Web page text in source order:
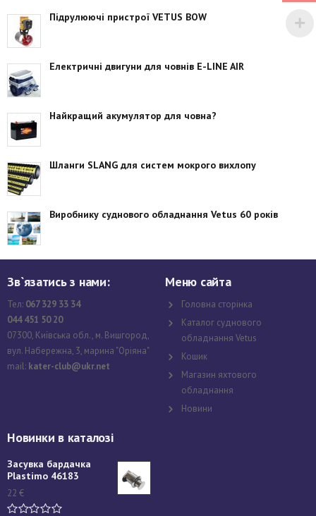
Підрулюючі пристрої VETUS BOW
Електричні двигуни для човнів E-LINE AIR
Найкращий акумулятор для човна?
Шланги SLANG для систем мокрого вихлопу
Виробнику суднового обладнання Vetus 60 років
Зв`язатись з нами:
Тел: 067 329 33 34
044 451 50 20
07300, Київська обл., м. Вишгород,
вул. Набережна, 3, марина "Оріяна"
mail: kater-club@ukr.net
Меню сайта
Головна сторінка
Каталог суднового
обладнання Vetus
Кошик
Магазин яхтового
обладнання
Новини
Новинки в каталозі
Засувка бардачка
Plastimo 46183
22 €